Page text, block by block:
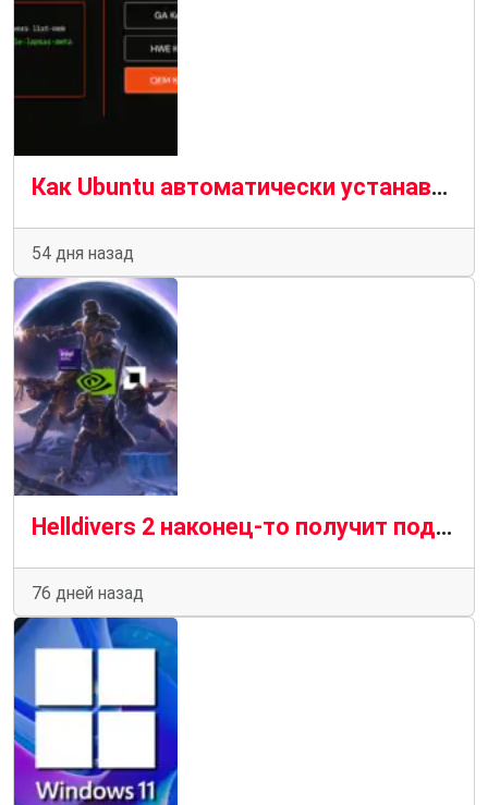
Как Ubuntu автоматически устанавливает подходящие драйверы для вашего компьютера
54 дня назад
Helldivers 2 наконец-то получит поддержку AMD FSR, Intel XeSS, Nvidia DLSS и других технологий
76 дней назад